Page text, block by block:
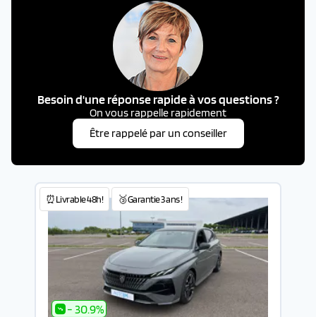
Besoin d'une réponse rapide à vos questions ?
On vous rappelle rapidement
Être rappelé par un conseiller
⏰Livrable 48h! 🥉Garantie 3 ans !
- 30.9%